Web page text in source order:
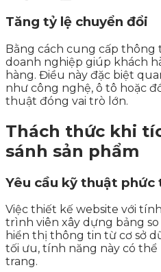
Tăng tỷ lệ chuyển đổi
Bằng cách cung cấp thông
doanh nghiệp giúp khách
hàng. Điều này đặc biệt
như công nghệ, ô tô hoặc
thuật đóng vai trò lớn.
Thách thức khi
sánh sản phẩm
Yêu cầu kỹ thuật phức
Việc thiết kế website với
trình viên xây dựng bảng
hiển thị thông tin từ cơ sở
tối ưu, tính năng này có thể
trang.